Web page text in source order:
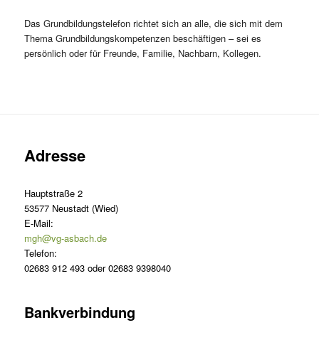
Das Grundbildungstelefon richtet sich an alle, die sich mit dem
Thema Grundbildungskompetenzen beschäftigen – sei es
persönlich oder für Freunde, Familie, Nachbarn, Kollegen.
Adresse
Hauptstraße 2
53577 Neustadt (Wied)
E-Mail:
mgh@vg-asbach.de
Telefon:
02683 912 493 oder 02683 9398040
Bankverbindung